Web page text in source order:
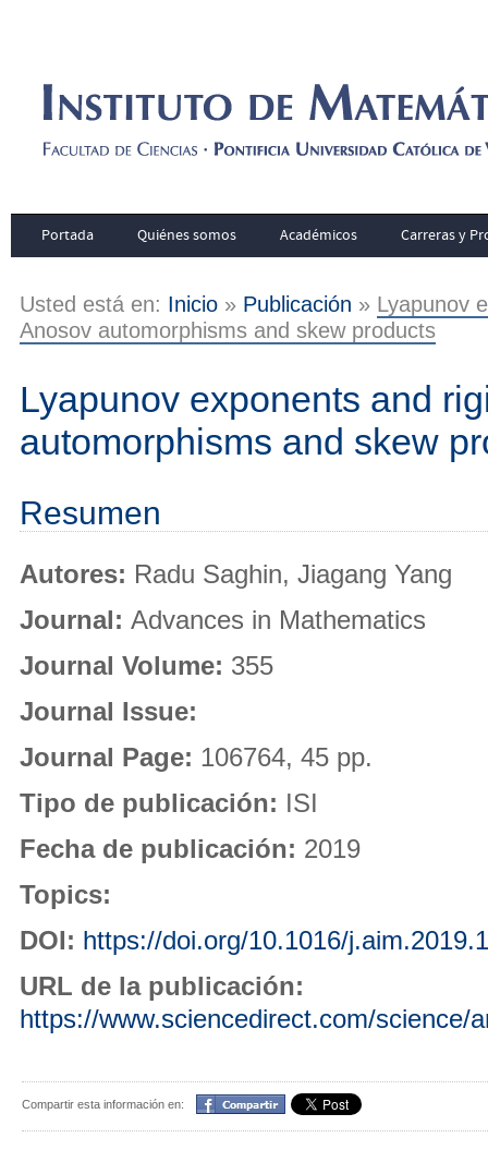
Portada Quiénes somos Académicos Carreras y
Usted está en: Inicio » Publicación » Lyapunov
Anosov automorphisms and skew products
Lyapunov exponents and
automorphisms and skew
Resumen
Autores: Radu Saghin, Jiagang Yang
Journal: Advances in Mathematics
Journal Volume: 355
Journal Issue:
Journal Page: 106764, 45 pp.
Tipo de publicación: ISI
Fecha de publicación: 2019
Topics:
DOI: https://doi.org/10.1016/
URL de la publicación:
https://www.sciencedirect.com/science/
Compartir esta información en: Compartir